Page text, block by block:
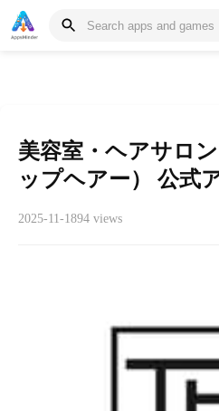
美容室・ヘアサロ
ップヘアー） 公式
2025-11-1894 views